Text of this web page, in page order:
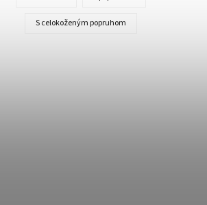
S celokoženým popruhom